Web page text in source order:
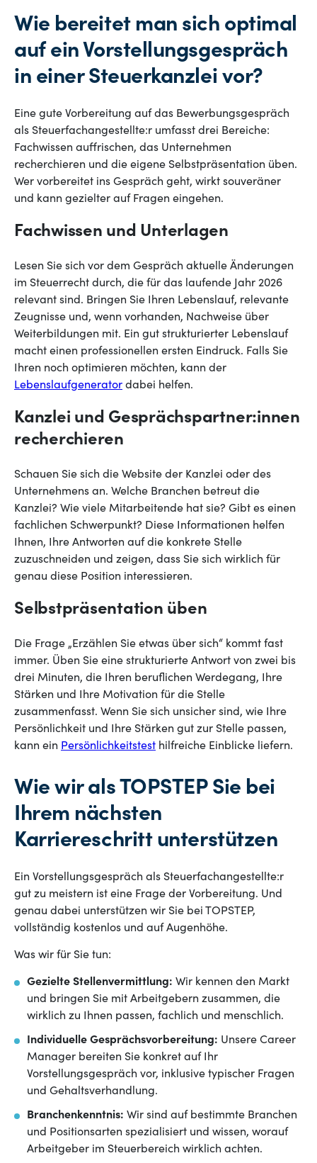
Wie bereitet man sich optimal
auf ein Vorstellungsgespräch
in einer Steuerkanzlei vor?
Eine gute Vorbereitung auf das Bewerbungsgespräch
als Steuerfachangestellte:r umfasst drei Bereiche:
Fachwissen auffrischen, das Unternehmen
recherchieren und die eigene Selbstpräsentation üben.
Wer vorbereitet ins Gespräch geht, wirkt souveräner
und kann gezielter auf Fragen eingehen.
Fachwissen und Unterlagen
Lesen Sie sich vor dem Gespräch aktuelle Änderungen
im Steuerrecht durch, die für das laufende Jahr 2026
relevant sind. Bringen Sie Ihren Lebenslauf, relevante
Zeugnisse und, wenn vorhanden, Nachweise über
Weiterbildungen mit. Ein gut strukturierter Lebenslauf
macht einen professionellen ersten Eindruck. Falls Sie
Ihren noch optimieren möchten, kann der
Lebenslaufgenerator dabei helfen.
Kanzlei und Gesprächspartner:innen
recherchieren
Schauen Sie sich die Website der Kanzlei oder des
Unternehmens an. Welche Branchen betreut die
Kanzlei? Wie viele Mitarbeitende hat sie? Gibt es einen
fachlichen Schwerpunkt? Diese Informationen helfen
Ihnen, Ihre Antworten auf die konkrete Stelle
zuzuschneiden und zeigen, dass Sie sich wirklich für
genau diese Position interessieren.
Selbstpräsentation üben
Die Frage „Erzählen Sie etwas über sich“ kommt fast
immer. Üben Sie eine strukturierte Antwort von zwei bis
drei Minuten, die Ihren beruflichen Werdegang, Ihre
Stärken und Ihre Motivation für die Stelle
zusammenfasst. Wenn Sie sich unsicher sind, wie Ihre
Persönlichkeit und Ihre Stärken gut zur Stelle passen,
kann ein Persönlichkeitstest hilfreiche Einblicke liefern.
Wie wir als TOPSTEP Sie bei
Ihrem nächsten
Karriereschritt unterstützen
Ein Vorstellungsgespräch als Steuerfachangestellte:r
gut zu meistern ist eine Frage der Vorbereitung. Und
genau dabei unterstützen wir Sie bei TOPSTEP,
vollständig kostenlos und auf Augenhöhe.
Was wir für Sie tun:
Gezielte Stellenvermittlung: Wir kennen den Markt
und bringen Sie mit Arbeitgebern zusammen, die
wirklich zu Ihnen passen, fachlich und menschlich.
Individuelle Gesprächsvorbereitung: Unsere Career
Manager bereiten Sie konkret auf Ihr
Vorstellungsgespräch vor, inklusive typischer Fragen
und Gehaltsverhandlung.
Branchenkenntnis: Wir sind auf bestimmte Branchen
und Positionsarten spezialisiert und wissen, worauf
Arbeitgeber im Steuerbereich wirklich achten.